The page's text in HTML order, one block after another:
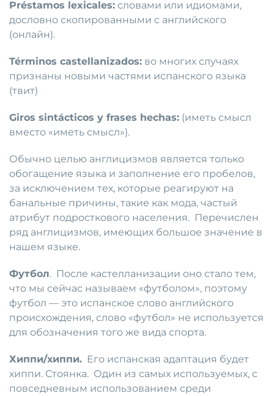
Préstamos lexicales: словами или идиомами,
дословно скопированными с английского
(онлайн).
Términos castellanizados: во многих случаях
признаны новыми частями испанского языка
(твит)
Giros sintácticos y frases hechas: (иметь смысл
вместо «иметь смысл»).
Обычно целью англицизмов является только
обогащение языка и заполнение его пробелов,
за исключением тех, которые реагируют на
банальные причины, такие как мода, частый
атрибут подросткового населения. Перечислен
ряд англицизмов, имеющих большое значение в
нашем языке.
Футбол. После кастелланизации оно стало тем,
что мы сейчас называем «футболом», поэтому
футбол — это испанское слово английского
происхождения, слово «футбол» не используется
для обозначения того же вида спорта.
Хиппи/хиппи. Его испанская адаптация будет
хиппи. Стоянка. Один из самых используемых, с
повседневным использованием среди